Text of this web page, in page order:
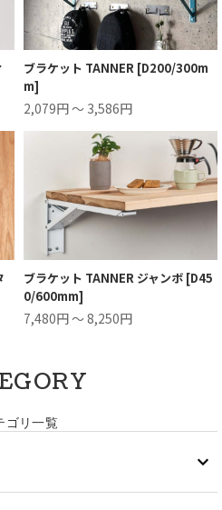
ブラケット TANNER [D200/300m
m]
2,079円 ～ 3,586円
ブラケット TANNER ジャンボ [D45
0/600mm]
7,480円 ～ 8,250円
ゴリ一覧